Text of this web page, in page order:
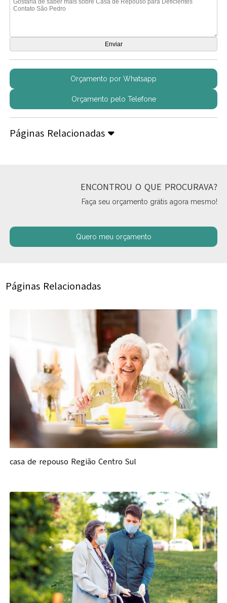
Orçamento por Whatsapp
Orçamento pelo Telefone
Páginas Relacionadas
ENCONTROU O QUE PROCURAVA?
Faça seu orçamento grátis agora mesmo!
Quero meu orçamento
Páginas Relacionadas
casa de repouso Região Centro Sul